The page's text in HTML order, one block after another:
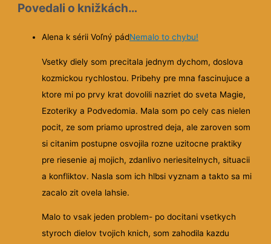
Povedali o knižkách…
Alena k sérii Voľný pádNemalo to chybu!
Vsetky diely som precitala jednym dychom, doslova
kozmickou rychlostou. Pribehy pre mna fascinujuce a
ktore mi po prvy krat dovolili nazriet do sveta Magie,
Ezoteriky a Podvedomia. Mala som po cely cas nielen
pocit, ze som priamo uprostred deja, ale zaroven som
si citanim postupne osvojila rozne uzitocne praktiky
pre riesenie aj mojich, zdanlivo neriesitelnych, situacii
a konfliktov. Nasla som ich hlbsi vyznam a takto sa mi
zacalo zit ovela lahsie.
Malo to vsak jeden problem- po docitani vsetkych
styroch dielov tvojich knich, som zahodila kazdu